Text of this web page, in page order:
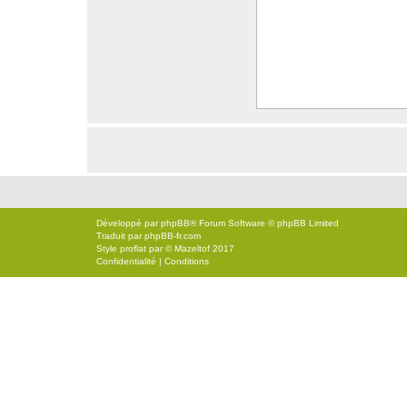
Développé parphpBB® Forum Software © phpBB Limited
Traduit parphpBB-fr.com
Style proflat par ©Mazeltof 2017
Confidentialité | Conditions